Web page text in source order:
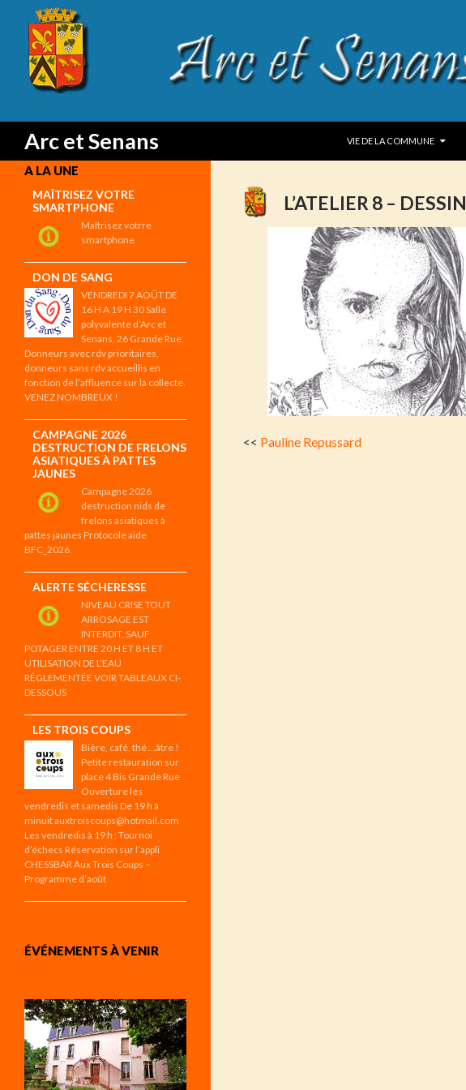
Arc et Senans
Search
VIE DE LA COMMUNE
L’ATELIER 8 – DESSIN
<< Pauline Repussard
A LA UNE
MAÎTRISEZ VOTRE
SMARTPHONE
Maîtrisez votrre
smartphone
DON DE SANG
VENDREDI 7 AOÛT DE
16 H A 19 H 30 Salle
polyvalente d’Arc et
Senans, 26 Grande Rue.
Donneurs avec rdv prioritaires,
donneurs sans rdv accueillis en
fonction de l’affluence sur la collecte.
VENEZ NOMBREUX !
CAMPAGNE 2026
DESTRUCTION DE FRELONS
ASIATIQUES À PATTES
JAUNES
Campagne 2026
destruction nids de
frelons asiatiques à
pattes jaunes Protocole aide
BFC_2026
ALERTE SÉCHERESSE
NIVEAU CRISE TOUT
ARROSAGE EST
INTERDIT, SAUF
POTAGER ENTRE 20 H ET 8 H ET
UTILISATION DE L’EAU
RÉGLEMENTÉE VOIR TABLEAUX CI-
DESSOUS
LES TROIS COUPS
Bière, café, thé …âtre !
Petite restauration sur
place 4 Bis Grande Rue
Ouverture les
vendredis et samedis De 19 h à
minuit auxtroiscoups@hotmail.com
Les vendredis à 19 h : Tournoi
d’échecs Réservation sur l’appli
CHESSBAR Aux Trois Coups –
Programme d’août
ÉVÉNEMENTS À VENIR